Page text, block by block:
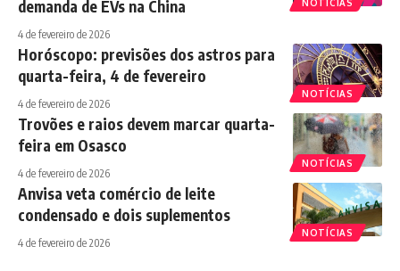
NOTÍCIAS
demanda de EVs na China
4 de fevereiro de 2026
NOTÍCIAS
Horóscopo: previsões dos astros para
quarta-feira, 4 de fevereiro
4 de fevereiro de 2026
NOTÍCIAS
Trovões e raios devem marcar quarta-
feira em Osasco
4 de fevereiro de 2026
NOTÍCIAS
Anvisa veta comércio de leite
condensado e dois suplementos
4 de fevereiro de 2026